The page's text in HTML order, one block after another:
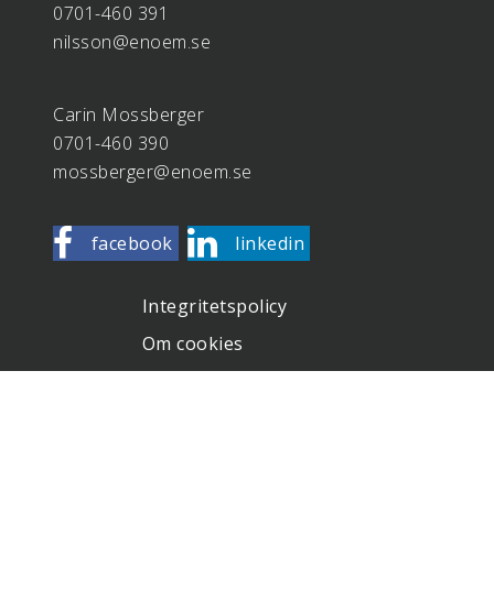
0701-460 391
nilsson@enoem.se
Carin Mossberger
0701-460 390
mossberger@enoem.se
facebook linkedin
Integritetspolicy
Om cookies